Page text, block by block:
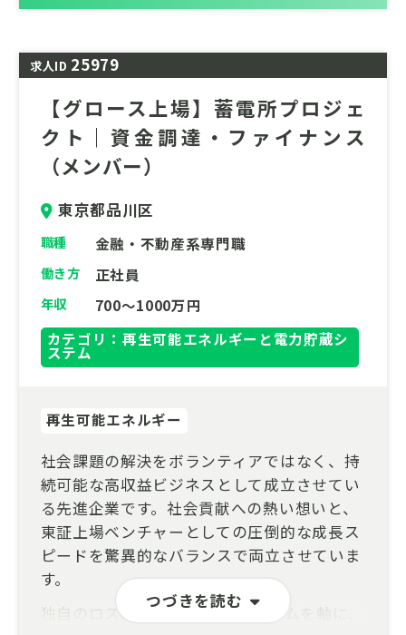
き様々な人たちと協議、連携しながら案件組
成を進めることが求められるます。国籍が違
う人たちと共に、スケールが大きく地球環境
保全にも貢献できる事業を一緒に作り上げて
いくところにやりがいと達成感があるポジシ
ョンにご興味ありませんでしょうか。
求人ID 25979
【グロース上場】蓄電所プロジェ
クト｜資金調達・ファイナンス
（メンバー）
東京都品川区
職種 金融・不動産系専門職
働き方 正社員
年収
700～1000万円
カテゴリ：再生可能エネルギーと電力貯蔵シ
ステム
つづきを読む
再生可能エネルギー
社会課題の解決をボランティアではなく、持
続可能な高収益ビジネスとして成立させてい
る先進企業です。社会貢献への熱い想いと、
東証上場ベンチャーとしての圧倒的な成長ス
ピードを驚異的なバランスで両立させていま
す。
独自のロス削減ECプラットフォームを軸に、